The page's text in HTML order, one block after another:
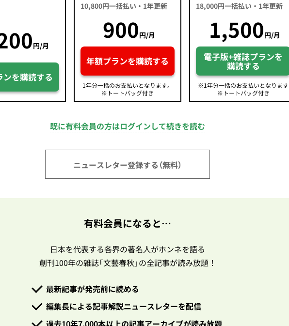
円/月
ンを購読する
10,800円一括払い・1年更新
900円/月
年額プランを購読する
1年分一括のお支払いとなります。
※トートバッグ付き
18,000円一括払い・1年更新
1,500円/月
電子版+雑誌プランを
購読する
※1年分一括のお支払いとなります
※トートバッグ付き
既に有料会員の方はログインして続きを読む
ニュースレター登録する（無料）
有料会員になると…
日本を代表する各界の著名人がホンネを語る
創刊100年の雑誌「文藝春秋」の全記事が読み放題！
最新記事が発売前に読める
編集長による記事解説ニュースレターを配信
過去10年7,000本以上の記事アーカイブが読み放題